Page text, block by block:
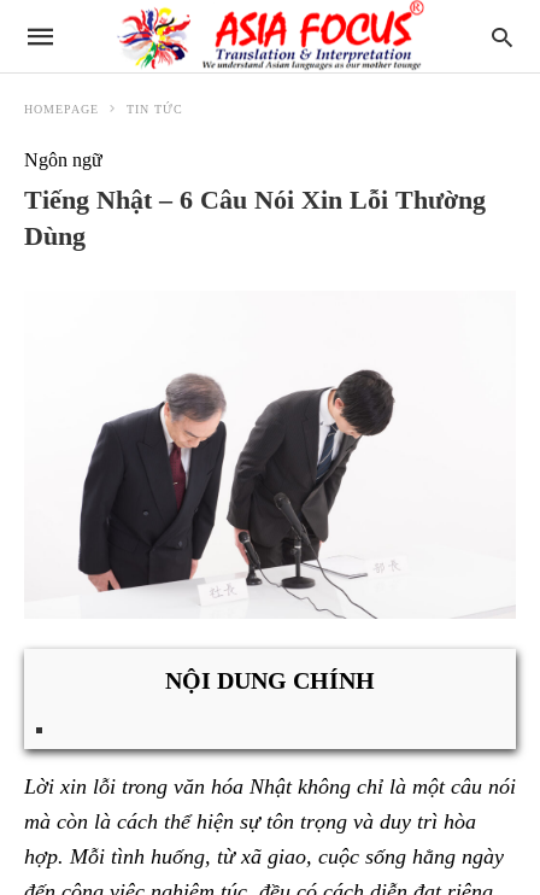
HOMEPAGE TIN TỨC
Ngôn ngữ
Tiếng Nhật – 6 Câu Nói Xin Lỗi Thường
Dùng
NỘI DUNG CHÍNH
Lời xin lỗi trong văn hóa Nhật không chỉ là một câu nói
mà còn là cách thể hiện sự tôn trọng và duy trì hòa
hợp. Mỗi tình huống, từ xã giao, cuộc sống hằng ngày